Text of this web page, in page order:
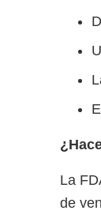
La
de